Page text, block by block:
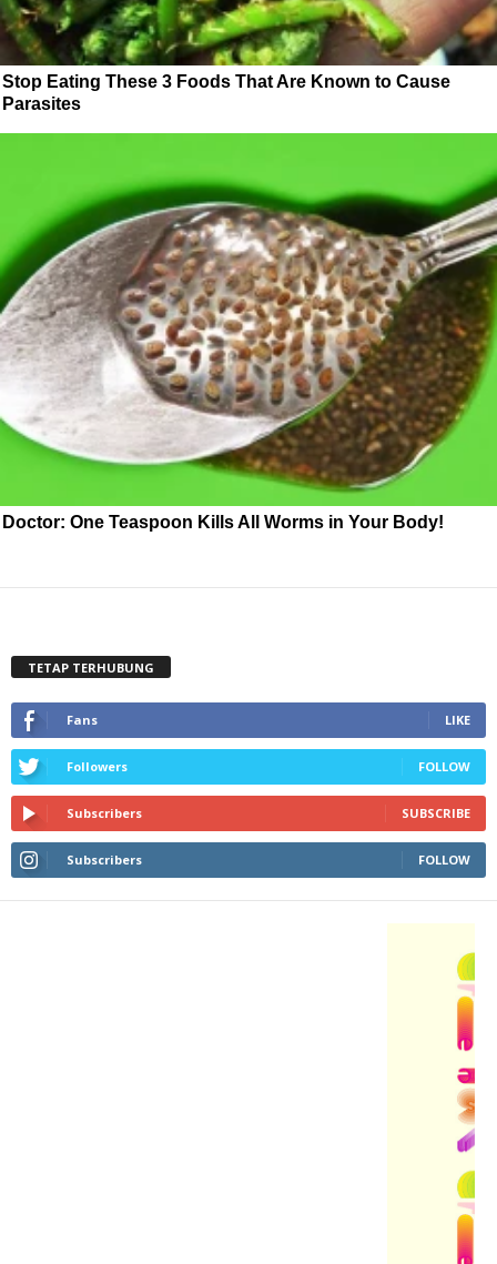
Stop Eating These 3 Foods That Are Known to Cause
Parasites
Doctor: One Teaspoon Kills All Worms in Your Body!
TETAP TERHUBUNG
Fans LIKE
Followers FOLLOW
Subscribers SUBSCRIBE
Subscribers FOLLOW